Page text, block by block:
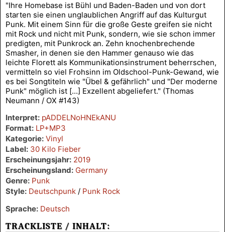
"Ihre Homebase ist Bühl und Baden-Baden und von dort
starten sie einen unglaublichen Angriff auf das Kulturgut
Punk. Mit einem Sinn für die große Geste greifen sie nicht
mit Rock und nicht mit Punk, sondern, wie sie schon immer
predigten, mit Punkrock an. Zehn knochenbrechende
Smasher, in denen sie den Hammer genauso wie das
leichte Florett als Kommunikationsinstrument beherrschen,
vermitteln so viel Frohsinn im Oldschool-Punk-Gewand, wie
es bei Songtiteln wie "Übel & gefährlich" und "Der moderne
Punk" möglich ist [...] Exzellent abgeliefert." (Thomas
Neumann / OX #143)
Interpret: pADDELNoHNEkANU
Format: LP+MP3
Kategorie: Vinyl
Label: 30 Kilo Fieber
Erscheinungsjahr: 2019
Erscheinungsland: Germany
Genre: Punk
Style: Deutschpunk / Punk Rock
Sprache: Deutsch
TRACKLISTE / INHALT: